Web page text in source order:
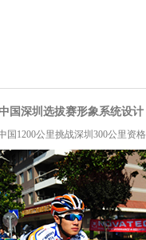
国深圳选拔赛形象系统设计
国1200公里挑战深圳300公里